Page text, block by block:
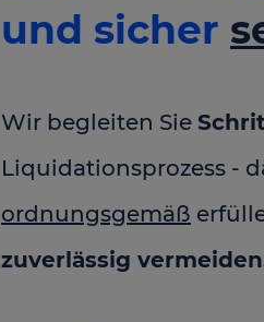
und sicher
Wir begleiten Sie
Liquidationsprozess -
ordnungsgemäß
zuverlässig